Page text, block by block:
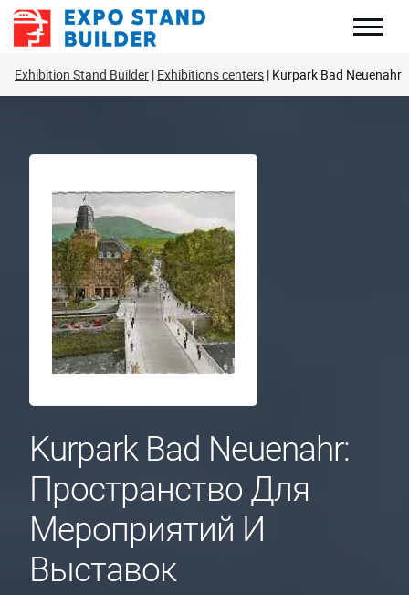
Перейти
Exhibition Stand Builder Exhibitions centers Kurpark Bad Neuenahr
Kurpark Bad Neuenahr:
Пространство Для
Мероприятий И
Выставок